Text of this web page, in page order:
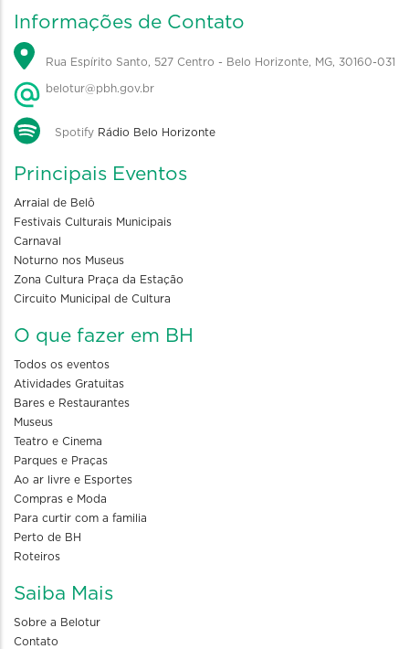
Informações de Contato
Rua Espírito Santo, 527 Centro - Belo Horizonte, MG, 30160-031
belotur@pbh.gov.br
Spotify Rádio Belo Horizonte
Principais Eventos
Arraial de Belô
Festivais Culturais Municipais
Carnaval
Noturno nos Museus
Zona Cultura Praça da Estação
Circuito Municipal de Cultura
O que fazer em BH
Todos os eventos
Atividades Gratuitas
Bares e Restaurantes
Museus
Teatro e Cinema
Parques e Praças
Ao ar livre e Esportes
Compras e Moda
Para curtir com a familia
Perto de BH
Roteiros
Saiba Mais
Sobre a Belotur
Contato